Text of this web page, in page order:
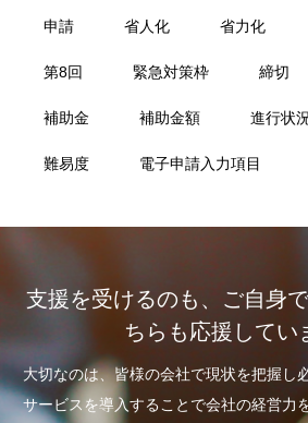
申請 省人化 省力化
第8回 緊急対策枠 締切
補助金 補助金額 進行状
難易度 電子申請入力項目
支援を受けるのも、ご自身
ちらも応援してい
大切なのは、皆様の会社で現状を把握し
サービスを導入することで会社の経営力